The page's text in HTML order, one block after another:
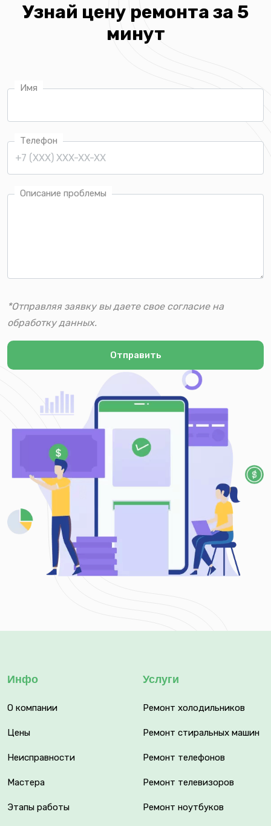
Узнай цену ремонта за 5
минут
Имя
Телефон
Описание проблемы
*Отправляя заявку вы даете свое согласие на
обработку данных.
Отправить
Инфо
О компании
Цены
Неисправности
Мастера
Этапы работы
Услуги
Ремонт холодильников
Ремонт стиральных машин
Ремонт телефонов
Ремонт телевизоров
Ремонт ноутбуков